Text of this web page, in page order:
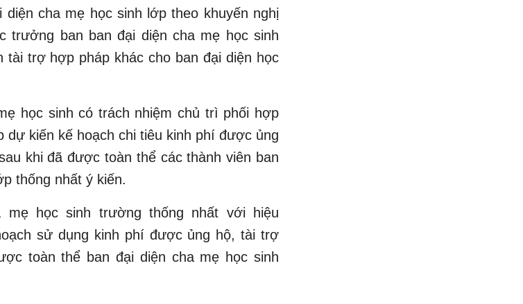
diện cha mẹ học sinh lớp theo khuyến nghị
trưởng ban ban đại diện cha mẹ học sinh
tài trợ hợp pháp khác cho ban đại diện học
học sinh có trách nhiệm chủ trì phối hợp
dự kiến kế hoạch chi tiêu kinh phí được ủng
khi đã được toàn thể các thành viên ban
thống nhất ý kiến.
mẹ học sinh trường thống nhất với hiệu
sử dụng kinh phí được ủng hộ, tài trợ
toàn thể ban đại diện cha mẹ học sinh